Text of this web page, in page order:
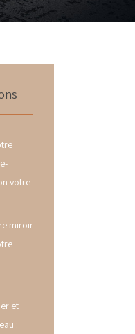
votre
miroir
et
: